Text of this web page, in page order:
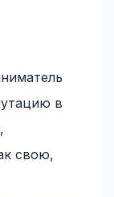
в
свою,